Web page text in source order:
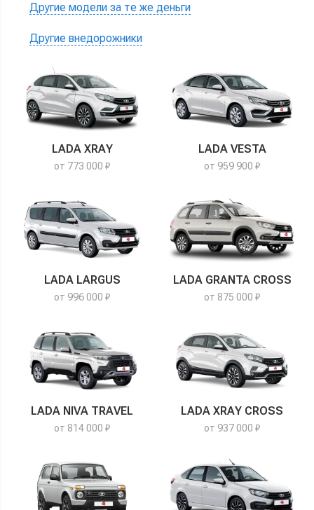
Другие модели за те же деньги
Другие внедорожники
LADA XRAY
от 773 000 ₽
LADA VESTA
от 959 900 ₽
LADA LARGUS
от 996 000 ₽
LADA GRANTA CROSS
от 875 000 ₽
LADA NIVA TRAVEL
от 814 000 ₽
LADA XRAY CROSS
от 937 000 ₽